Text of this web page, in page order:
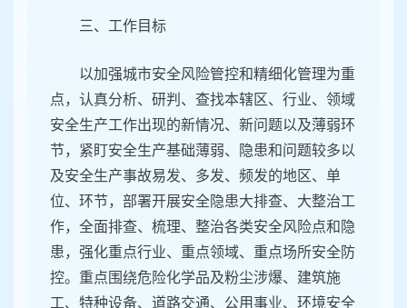
三、工作目标
以加强城市安全风险管控和精细化管理为重
点，认真分析、研判、查找本辖区、行业、领域
安全生产工作出现的新情况、新问题以及薄弱环
节，紧盯安全生产基础薄弱、隐患和问题较多以
及安全生产事故易发、多发、频发的地区、单
位、环节，部署开展安全隐患大排查、大整治工
作，全面排查、梳理、整治各类安全风险点和隐
患，强化重点行业、重点领域、重点场所安全防
控。重点围绕危险化学品及粉尘涉爆、建筑施
工、特种设备、道路交通、公用事业、环境安全